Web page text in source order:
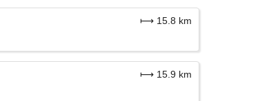
⟼ 15.8 km
⟼ 15.9 km